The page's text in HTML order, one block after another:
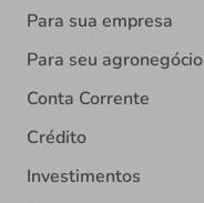
Para sua empresa
Para seu agronegócio
Conta Corrente
Crédito
Investimentos